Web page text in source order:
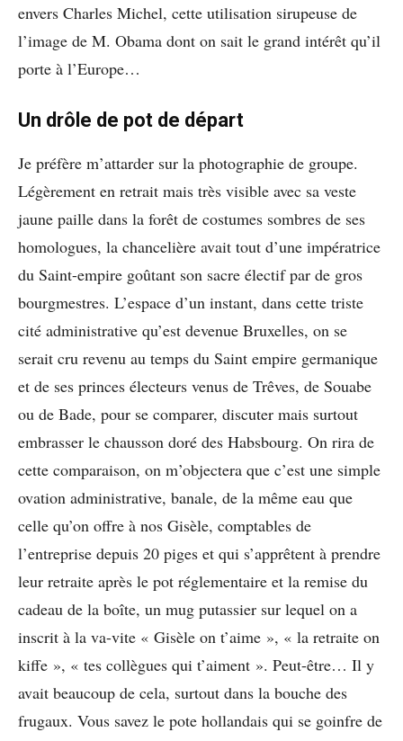
envers Charles Michel, cette utilisation sirupeuse de
l’image de M. Obama dont on sait le grand intérêt qu’il
porte à l’Europe…
Un drôle de pot de départ
Je préfère m’attarder sur la photographie de groupe.
Légèrement en retrait mais très visible avec sa veste
jaune paille dans la forêt de costumes sombres de ses
homologues, la chancelière avait tout d’une impératrice
du Saint-empire goûtant son sacre électif par de gros
bourgmestres. L’espace d’un instant, dans cette triste
cité administrative qu’est devenue Bruxelles, on se
serait cru revenu au temps du Saint empire germanique
et de ses princes électeurs venus de Trêves, de Souabe
ou de Bade, pour se comparer, discuter mais surtout
embrasser le chausson doré des Habsbourg. On rira de
cette comparaison, on m’objectera que c’est une simple
ovation administrative, banale, de la même eau que
celle qu’on offre à nos Gisèle, comptables de
l’entreprise depuis 20 piges et qui s’apprêtent à prendre
leur retraite après le pot réglementaire et la remise du
cadeau de la boîte, un mug putassier sur lequel on a
inscrit à la va-vite « Gisèle on t’aime », « la retraite on
kiffe », « tes collègues qui t’aiment ». Peut-être… Il y
avait beaucoup de cela, surtout dans la bouche des
frugaux. Vous savez le pote hollandais qui se goinfre de